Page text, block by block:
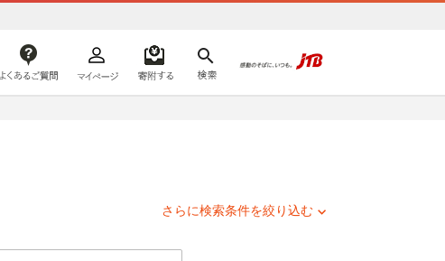
はじめての方へ
さらに検索条件を絞り込む